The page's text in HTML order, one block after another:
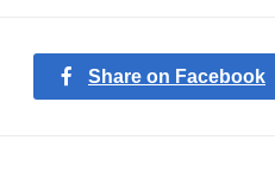
Share on Facebook